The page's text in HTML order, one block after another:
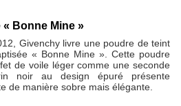
« Bonne Mine »
Givenchy livre une poudre de teint
« Bonne Mine ». Cette poudre
de voile léger comme une seconde
noir au design épuré présente
de manière sobre mais élégante.